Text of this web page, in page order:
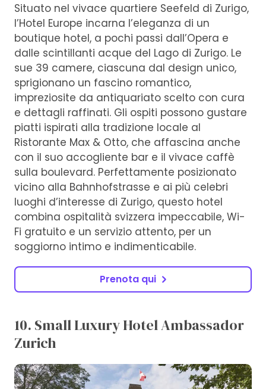
Situato nel vivace quartiere Seefeld di Zurigo,
l’Hotel Europe incarna l’eleganza di un
boutique hotel, a pochi passi dall’Opera e
dalle scintillanti acque del Lago di Zurigo. Le
sue 39 camere, ciascuna dal design unico,
sprigionano un fascino romantico,
impreziosite da antiquariato scelto con cura
e dettagli raffinati. Gli ospiti possono gustare
piatti ispirati alla tradizione locale al
Ristorante Max & Otto, che affascina anche
con il suo accogliente bar e il vivace caffè
sulla boulevard. Perfettamente posizionato
vicino alla Bahnhofstrasse e ai più celebri
luoghi d’interesse di Zurigo, questo hotel
combina ospitalità svizzera impeccabile, Wi-
Fi gratuito e un servizio attento, per un
soggiorno intimo e indimenticabile.
Prenota qui
10. Small Luxury Hotel Ambassador
Zurich